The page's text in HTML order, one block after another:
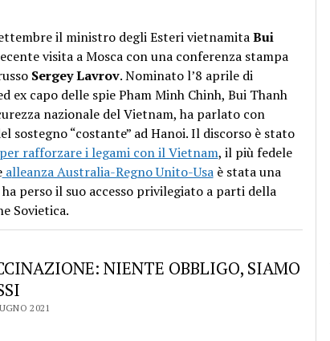
il ministro degli Esteri vietnamitaBui
visita a Mosca con una conferenza stampa
Sergey Lavrov. Nominato l’8 aprile di
ex capo delle spie Pham Minh Chinh, Bui Thanh
nazionale del Vietnam, ha parlato con
sostegno “costante” ad Hanoi. Il discorso è stato
rafforzare i legami con il Vietnam, il più fedele
alleanza Australia-Regno Unito-Usaè stata una
perso il suo accesso privilegiato a parti della
Sovietica.
NIENTE OBBLIGO, SIAMO
2021